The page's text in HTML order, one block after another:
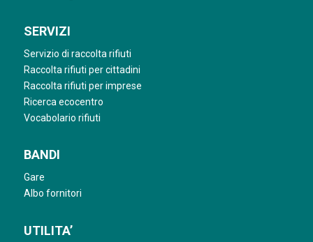
SERVIZI
Servizio di raccolta rifiuti
Raccolta rifiuti per cittadini
Raccolta rifiuti per imprese
Ricerca ecocentro
Vocabolario rifiuti
BANDI
Gare
Albo fornitori
UTILITA’